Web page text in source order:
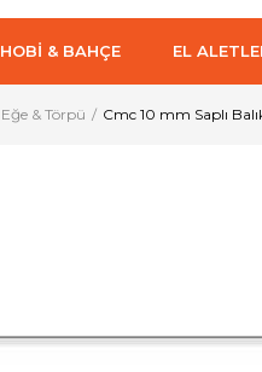
HOBİ & BAHÇE EL
Eğe & Törpü Cmc 10 mm Saplı